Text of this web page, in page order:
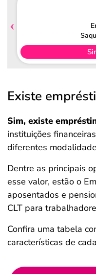
Existe
Sim, existe
instituições
diferentes
Dentre as principais
esse valor, estão o
aposentados e
CLT para
Confira uma tabela
características de